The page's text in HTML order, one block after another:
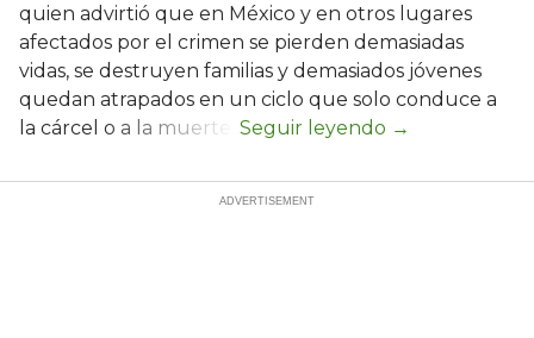
quien advirtió que en México y en otros lugares
afectados por el crimen se pierden demasiadas
vidas, se destruyen familias y demasiados jóvenes
quedan atrapados en un ciclo que solo conduce a
la cárcel o a la muerte.